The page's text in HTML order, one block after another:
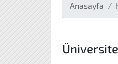
Anasayfa